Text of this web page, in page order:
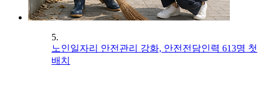
5.
노인일자리 안전관리 강화, 안전전담인력 613명 첫
배치